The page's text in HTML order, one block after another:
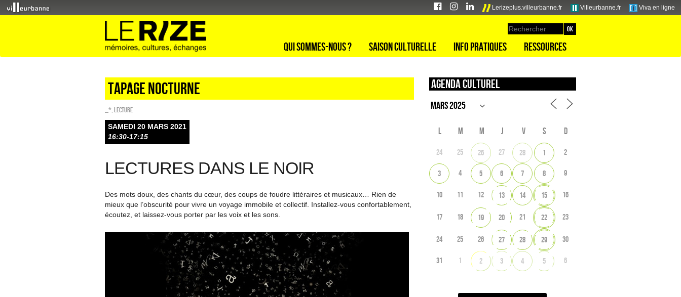
Lerizeplus.villeurbanne.fr Villeurbanne.fr Viva en ligne
Qui sommes-nous ? Saison culturelle Info pratiques Ressources
Tapage nocturne
_* Lecture
SAMEDI 20 MARS 2021
16:30-17:15
LECTURES DANS LE NOIR
Des mots doux, des chants du cœur, des coups de foudre littéraires et musicaux… Rien de
mieux que l’obscurité pour vivre un voyage immobile et collectif. Installez-vous confortablement,
écoutez, et laissez-vous porter par les voix et les sons.
Agenda culturel
L M M J V S D
24 25 26 27 28 1 2
3 4 5 6 7 8 9
10 11 12 13 14 15 16
17 18 19 20 21 22 23
24 25 26 27 28 29 30
31 1 2 3 4 5 6